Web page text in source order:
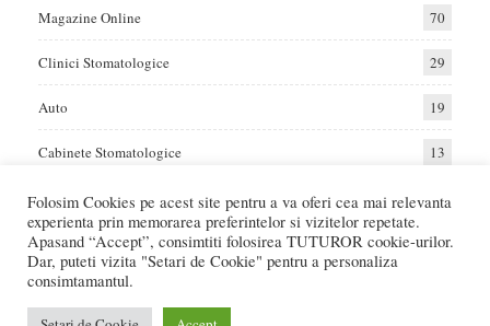
Magazine Online 70
Clinici Stomatologice 29
Auto 19
Cabinete Stomatologice 13
Home Auto Diverse Sanatate
Va raportam cele mai bune oferte de servicii si produse din Romania. Recenzii
Folosim Cookies pe acest site pentru a va oferi cea mai relevanta
experienta prin memorarea preferintelor si vizitelor repetate.
Apasand “Accept”, consimtiti folosirea TUTUROR cookie-urilor.
Dar, puteti vizita "Setari de Cookie" pentru a personaliza
consimtamantul.